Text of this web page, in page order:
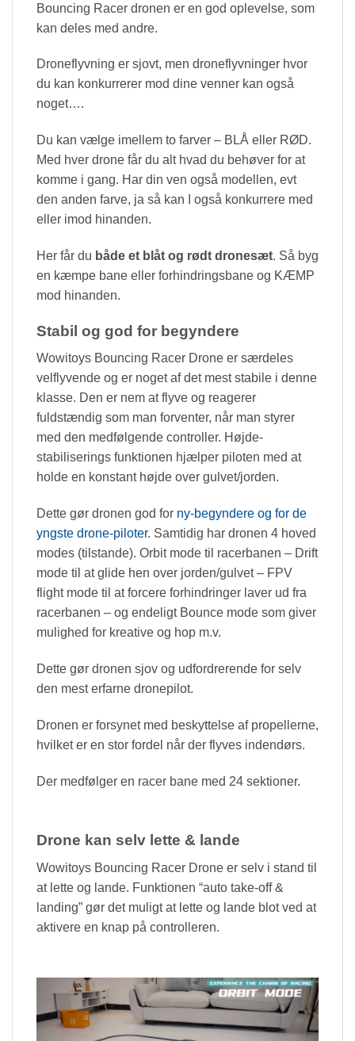
Bouncing Racer dronen er en god oplevelse, som
kan deles med andre.
Droneflyvning er sjovt, men droneflyvninger hvor
du kan konkurrerer mod dine venner kan også
noget….
Du kan vælge imellem to farver – BLÅ eller RØD.
Med hver drone får du alt hvad du behøver for at
komme i gang. Har din ven også modellen, evt
den anden farve, ja så kan I også konkurrere med
eller imod hinanden.
Her får du både et blåt og rødt dronesæt. Så byg
en kæmpe bane eller forhindringsbane og KÆMP
mod hinanden.
Stabil og god for begyndere
Wowitoys Bouncing Racer Drone er særdeles
velflyvende og er noget af det mest stabile i denne
klasse. Den er nem at flyve og reagerer
fuldstændig som man forventer, når man styrer
med den medfølgende controller. Højde-
stabiliserings funktionen hjælper piloten med at
holde en konstant højde over gulvet/jorden.
Dette gør dronen god for ny-begyndere og for de
yngste drone-piloter. Samtidig har dronen 4 hoved
modes (tilstande). Orbit mode til racerbanen – Drift
mode til at glide hen over jorden/gulvet – FPV
flight mode til at forcere forhindringer laver ud fra
racerbanen – og endeligt Bounce mode som giver
mulighed for kreative og hop m.v.
Dette gør dronen sjov og udfordrerende for selv
den mest erfarne dronepilot.
Dronen er forsynet med beskyttelse af propellerne,
hvilket er en stor fordel når der flyves indendørs.
Der medfølger en racer bane med 24 sektioner.
Drone kan selv lette & lande
Wowitoys Bouncing Racer Drone er selv i stand til
at lette og lande. Funktionen “auto take-off &
landing” gør det muligt at lette og lande blot ved at
aktivere en knap på controlleren.